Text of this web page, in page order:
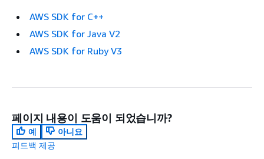
AWS SDK for C++
AWS SDK for Java V2
AWS SDK for Ruby V3
페이지 내용이 도움이 되었습니까?
예
아니요
피드백 제공